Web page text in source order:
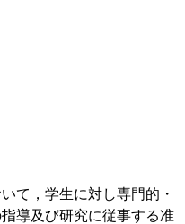
て，学生に対し専門的・
導及び研究に従事する准